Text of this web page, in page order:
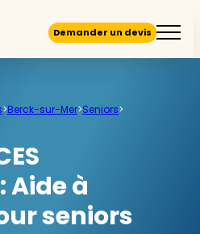
Demander un devis
>Berck-sur-Mer>Seniors>
Aide à
seniors